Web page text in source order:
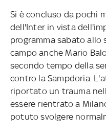
Si è concluso da pochi
dell'Inter in vista
programma sabato allo
campo anche Mario
secondo tempo della
contro la Sampdoria.
riportato un trauma
essere rientrato a
potuto svolgere